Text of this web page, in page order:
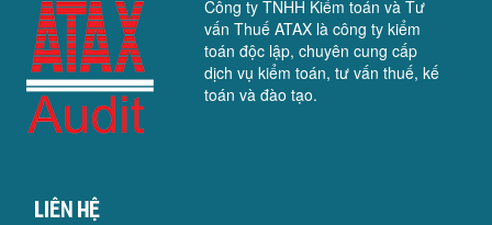
Công ty TNHH Kiểm toán và Tư
vấn Thuế ATAX là công ty kiểm
toán độc lập, chuyên cung cấp
dịch vụ kiểm toán, tư vấn thuế, kế
toán và đào tạo.
Liên hệ